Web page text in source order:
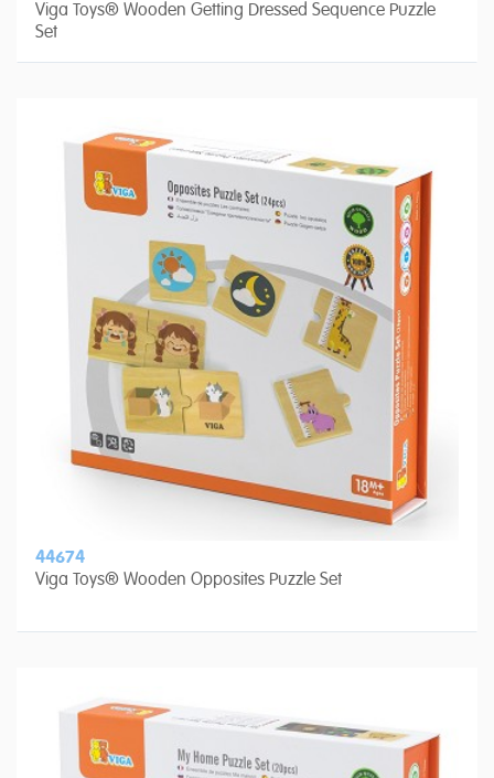
Viga Toys® Wooden Getting Dressed Sequence Puzzle
Set
44674
Viga Toys® Wooden Opposites Puzzle Set